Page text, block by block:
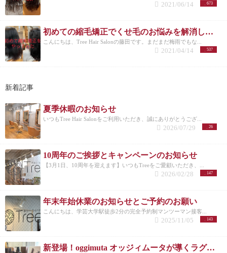
673
2021/06/14
初めての縮毛矯正でくせ毛のお悩みを解消してみた！！
こんにちは、Tree Hair Salonの藤田です。まだまだ梅雨でもな...
537
2021/04/14
新着記事
夏季休暇のお知らせ
いつもTree Hair Salonをご利用いただき、誠にありがとうござ...
26
2026/07/29
10周年のご挨拶とキャンペーンのお知らせ
【3月1日、10周年を迎えます】いつもTreeをご愛顧いただき、...
147
2026/02/28
年末年始休業のお知らせとご予約のお願い
こんにちは、学芸大学駅徒歩2分の完全予約制マンツーマン接客...
143
2025/11/05
新登場！oggimuta オッジィムータが導くラグジュアリーな髪の未来